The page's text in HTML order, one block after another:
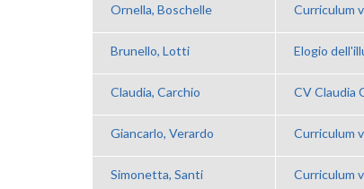
Ornella, Boschelle Curriculum
Brunello, Lotti Elogio
Claudia, Carchio CV Claudia
Giancarlo, Verardo Curriculum
Simonetta, Santi Curriculum